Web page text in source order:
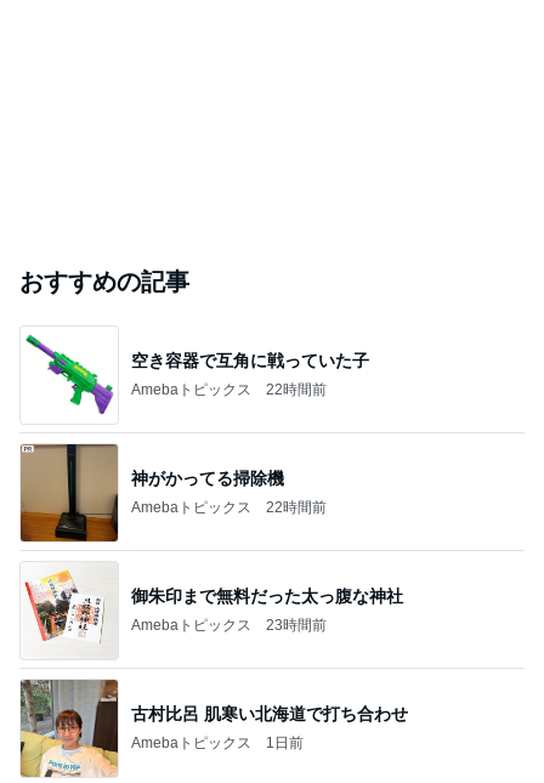
おすすめの記事
空き容器で互角に戦っていた子
Amebaトピックス 22時間前
神がかってる掃除機
Amebaトピックス 22時間前
御朱印まで無料だった太っ腹な神社
Amebaトピックス 23時間前
古村比呂 肌寒い北海道で打ち合わせ
Amebaトピックス 1日前